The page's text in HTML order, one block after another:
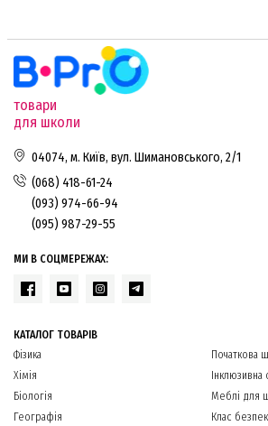
товари
для школи
04074, м. Київ, вул. Шимановського, 2/1
(068) 418-61-24
(093) 974-66-94
(095) 987-29-55
МИ В СОЦМЕРЕЖАХ:
КАТАЛОГ ТОВАРІВ
Фізика
Хімія
Біологія
Географія
Початкова
Інклюзивна
Меблі для
Клас